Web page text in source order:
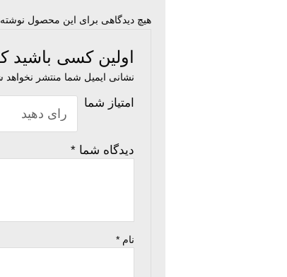
هیچ دیدگاهی برای این محصول
اولین کسی باشید که دیدگاهی
نشانی ایمیل شما منتشر نخواهد
امتیاز شما
دیدگاه شما*
نام*